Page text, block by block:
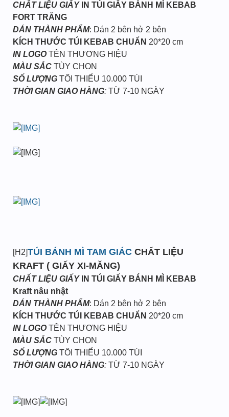
CHẤT LIỆU GIẤYIN TÚI GIẤY BÁNH MÌ KEBAB
FORT TRẮNG
DÁN THÀNH PHẨM: Dán 2 bên hở 2 bên
KÍCH THƯỚC TÚI KEBAB CHUẨN 20*20 cm
IN LOGOTÊN THƯƠNG HIỆU
MÀU SẮC TÙY CHỌN
SỐ LƯỢNG TỐI THIỂU 10.000 TÚI
THỜI GIAN GIAO HÀNG: TỪ 7-10 NGÀY
[H2]TÚI BÁNH MÌ TAM GIÁC CHẤT LIỆU
KRAFT ( GIẤY XI-MĂNG)
CHẤT LIỆU GIẤYIN TÚI GIẤY BÁNH MÌ KEBAB
Kraft nâu nhật
DÁN THÀNH PHẨM: Dán 2 bên hở 2 bên
KÍCH THƯỚC TÚI KEBAB CHUẨN 20*20 cm
IN LOGOTÊN THƯƠNG HIỆU
MÀU SẮC TÙY CHỌN
SỐ LƯỢNG TỐI THIỂU 10.000 TÚI
THỜI GIAN GIAO HÀNG: TỪ 7-10 NGÀY